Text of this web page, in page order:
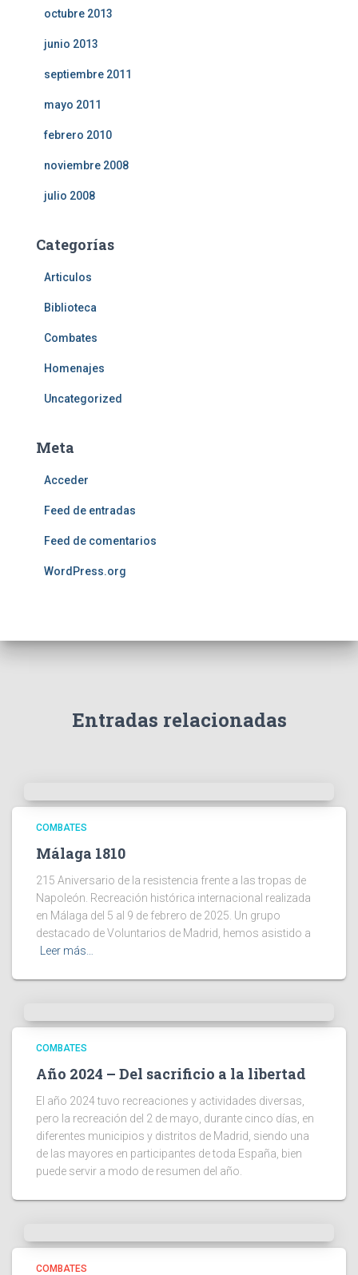
octubre 2013
junio 2013
septiembre 2011
mayo 2011
febrero 2010
noviembre 2008
julio 2008
Categorías
Articulos
Biblioteca
Combates
Homenajes
Uncategorized
Meta
Acceder
Feed de entradas
Feed de comentarios
WordPress.org
Entradas relacionadas
COMBATES
Málaga 1810
215 Aniversario de la resistencia frente a las tropas de
Napoleón. Recreación histórica internacional realizada
en Málaga del 5 al 9 de febrero de 2025. Un grupo
destacado de Voluntarios de Madrid, hemos asistido a
Leer más…
COMBATES
Año 2024 – Del sacrificio a la libertad
El año 2024 tuvo recreaciones y actividades diversas,
pero la recreación del 2 de mayo, durante cinco días, en
diferentes municipios y distritos de Madrid, siendo una
de las mayores en participantes de toda España, bien
puede servir a modo de resumen del año.
COMBATES